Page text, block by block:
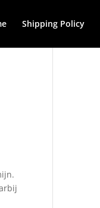
Shipping Policy